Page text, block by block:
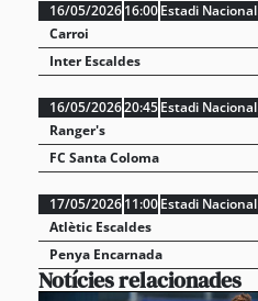
16/05/202616:00Estadi Nacional
Carroi
Inter Escaldes
16/05/202620:45Estadi Nacional
Ranger's
FC Santa Coloma
17/05/202611:00Estadi Nacional
Atlètic Escaldes
Penya Encarnada
Notícies relacionades